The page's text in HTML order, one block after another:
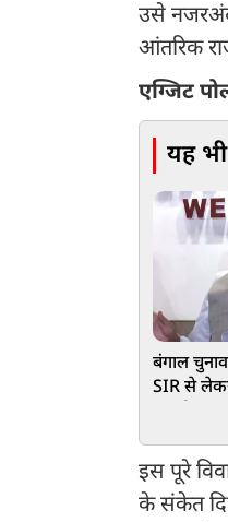
उसे
आंतरिक
एग्जिट
यह
बंगाल
SIR से
मोर्चा
इस पूरे
के संकेत